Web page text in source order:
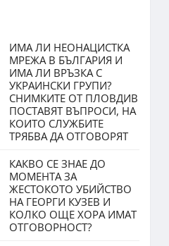
ИМА ЛИ НЕОНАЦИСТКА
МРЕЖА В БЪЛГАРИЯ И
ИМА ЛИ ВРЪЗКА С
УКРАИНСКИ ГРУПИ?
СНИМКИТЕ ОТ ПЛОВДИВ
ПОСТАВЯТ ВЪПРОСИ, НА
КОИТО СЛУЖБИТЕ
ТРЯБВА ДА ОТГОВОРЯТ
КАКВО СЕ ЗНАЕ ДО
МОМЕНТА ЗА
ЖЕСТОКОТО УБИЙСТВО
НА ГЕОРГИ КУЗЕВ И
КОЛКО ОЩЕ ХОРА ИМАТ
ОТГОВОРНОСТ?